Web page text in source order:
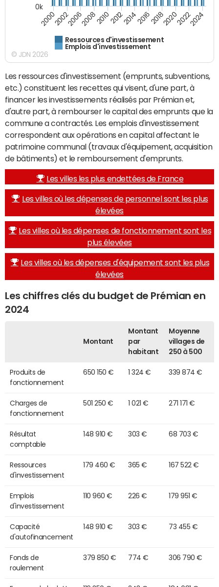
Ressources d'investissement
Emplois d'investissement
200020022006200820102012201420162018202020222024
0k
© JDN 2026
Les ressources d'investissement (emprunts, subventions,
etc.) constituent les recettes qui visent, d'une part, à
financer les investissements réalisés par Prémian et,
d'autre part, à rembourser le capital des emprunts que la
commune a contractés. Les emplois d'investissement
correspondent aux opérations en capital affectant le
patrimoine communal (travaux d'équipement, acquisition
de bâtiments) et le remboursement d'emprunts.
Les villes les plus endettées de France
Les villes où les dépenses de personnel sont les plus
élevées
Les villes où les dépenses de fonctionnement sont les
plus élevées
Les villes où les dépenses d'équipement sont les plus
élevées
Les chiffres clés du budget de Prémian en
2024
Montant
Montant
par
habitant
Moyenne
villages de
250 à 500
Produits de
fonctionnement
650 150 € 1 324 € 339 874 €
Charges de
fonctionnement
501 250 € 1 021 € 271 171 €
Résultat
comptable
148 910 € 303 € 68 703 €
Ressources
d'investissement
179 460 € 365 € 167 522 €
Emplois
d'investissement
110 960 € 226 € 179 951 €
Capacité
d'autofinancement
148 910 € 303 € 73 455 €
Fonds de
roulement
379 850 € 774 € 306 790 €